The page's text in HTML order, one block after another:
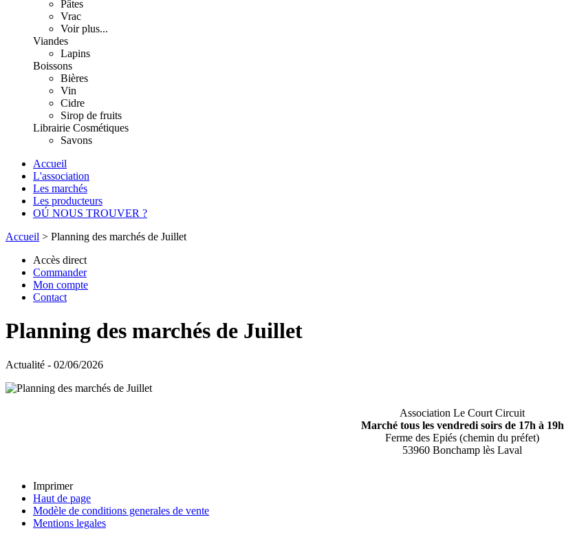
Pâtes
Vrac
Voir plus...
Viandes
Lapins
Boissons
Bières
Vin
Cidre
Sirop de fruits
Librairie Cosmétiques
Savons
Accueil
L'association
Les marchés
Les producteurs
OÚ NOUS TROUVER ?
Accueil > Planning des marchés de Juillet
Accès direct
Commander
Mon compte
Contact
Planning des marchés de Juillet
Actualité - 02/06/2026
Association Le Court Circuit
Marché tous les vendredi soirs de 17h à 19h
Ferme des Epiés (chemin du préfet)
53960 Bonchamp lès Laval
Imprimer
Haut de page
Modèle de conditions generales de vente
Mentions legales